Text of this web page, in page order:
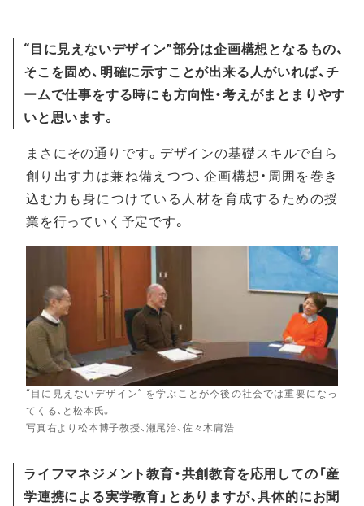
“目に見えないデザイン”部分は企画構想となるもの、
そこを固め、明確に示すことが出来る人がいれば、チ
ームで仕事をする時にも方向性・考えがまとまりやす
いと思います。
まさにその通りです。デザインの基礎スキルで自ら
創り出す力は兼ね備えつつ、企画構想・周囲を巻き
込む力も身につけている人材を育成するための授
業を行っていく予定です。
“目に見えないデザイン” を学ぶことが今後の社会では重要になっ
てくる、と松本氏。
写真右より松本博子教授、瀬尾治、佐々木庸浩
ライフマネジメント教育・共創教育を応用しての「産
学連携による実学教育」とありますが、具体的にお聞